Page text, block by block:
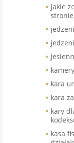
jakie
kara
kara
kary
kasa